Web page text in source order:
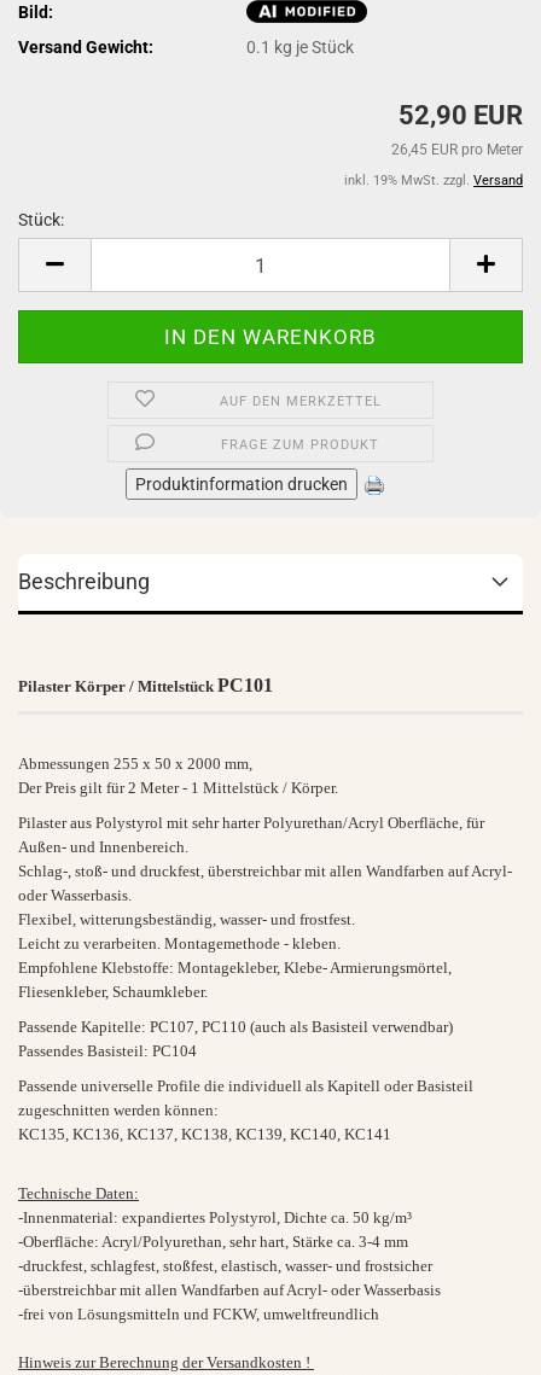
Bild:
Versand Gewicht:
0.1 kg je Stück
52,90 EUR
26,45 EUR pro Meter
inkl. 19% MwSt. zzgl. Versand
Stück:
AUF DEN MERKZETTEL
FRAGE ZUM PRODUKT
Produktinformation drucken
Beschreibung
Pilaster Körper / Mittelstück PC101
Abmessungen 255 x 50 x 2000 mm,
Der Preis gilt für2 Meter - 1 Mittelstück / Körper.
Pilaster aus Polystyrol mit sehr harterPolyurethan/Acryl Oberfläche, für
Außen- und Innenbereich.
Schlag-, stoß- und druckfest, überstreichbar mit allen Wandfarben auf Acryl-
oder Wasserbasis.
Flexibel, witterungsbeständig, wasser- und frostfest.
Leicht zu verarbeiten. Montagemethode - kleben.
Empfohlene Klebstoffe: Montagekleber, Klebe- Armierungsmörtel,
Fliesenkleber, Schaumkleber.
Passende Kapitelle: PC107, PC110 (auch als Basisteil verwendbar)
Passendes Basisteil: PC104
Passende universelle Profile die individuell als Kapitell oder Basisteil
zugeschnitten werden können:
KC135, KC136, KC137, KC138, KC139, KC140, KC141
Technische Daten:
-Innenmaterial: expandiertes Polystyrol, Dichte ca. 50 kg/m³
-Oberfläche: Acryl/Polyurethan, sehr hart, Stärke ca. 3-4 mm
-druckfest, schlagfest, stoßfest, elastisch, wasser- und frostsicher
-überstreichbar mit allen Wandfarben auf Acryl- oder Wasserbasis
-frei von Lösungsmitteln und FCKW, umweltfreundlich
Hinweis zur Berechnung der Versandkosten !